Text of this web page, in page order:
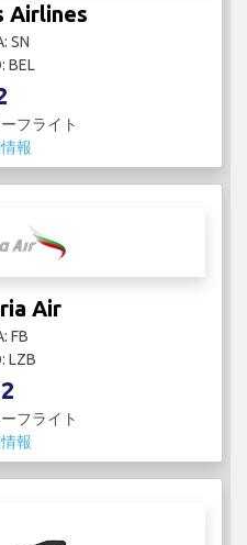
Airlines
SN
BEL
フライト
報
Air
FB
LZB
フライト
報